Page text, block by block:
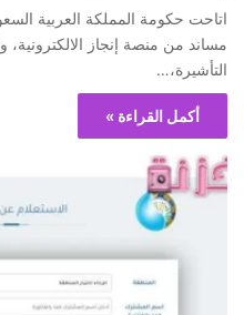
اتاحت حكومة المملكة العربية
مساند من منصة إنجاز الالكترونية،
التأشيرة،…
أكمل القراءة »